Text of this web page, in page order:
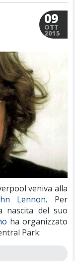
09
OTT
2015
veniva alla
Lennon. Per
nascita del suo
ha organizzato
Park: